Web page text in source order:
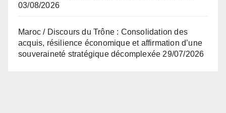
03/08/2026
Maroc / Discours du Trône : Consolidation des
acquis, résilience économique et affirmation d’une
souveraineté stratégique décomplexée 29/07/2026